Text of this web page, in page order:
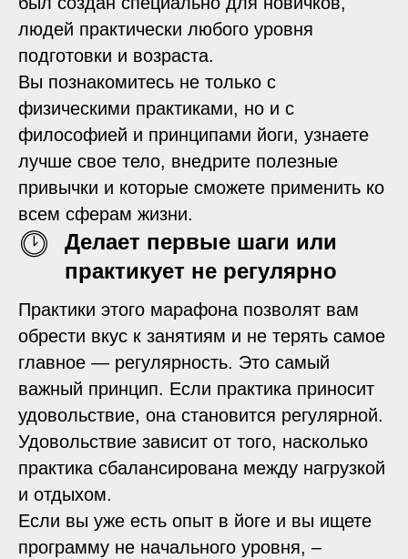
людей практически любого уровня
подготовки и возраста.
Вы познакомитесь не только с
физическими практиками, но и с
философией и принципами йоги, узнаете
лучше свое тело, внедрите полезные
привычки и которые сможете применить ко
всем сферам жизни.
Делает первые шаги или
практикует не регулярно
Практики этого марафона позволят вам
обрести вкус к занятиям и не терять самое
главное — регулярность. Это самый
важный принцип. Если практика приносит
удовольствие, она становится регулярной.
Удовольствие зависит от того, насколько
практика сбалансирована между нагрузкой
и отдыхом.
Если вы уже есть опыт в йоге и вы ищете
программу не начального уровня, –